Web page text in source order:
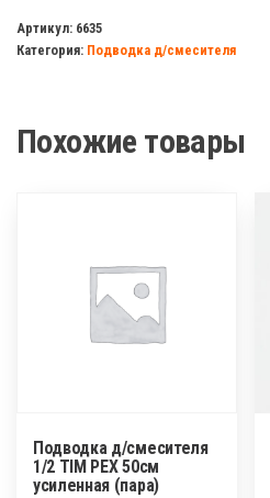
д/
смесителя
100см.
ELKA/ZERIX
Артикул: 6635
Категория: Подводка д/смесителя
Похожие товары
Подводка д/смесителя
1/2 TIM PEX 50см
усиленная (пара)